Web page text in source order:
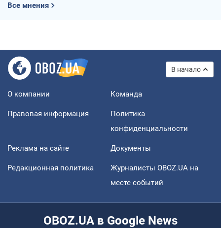
Все мнения
В начало
О компании Команда
Правовая информация
Политика
конфиденциальности
Реклама на сайте Документы
Редакционная политика
Журналисты OBOZ.UA на
месте событий
OBOZ.UA в Google News